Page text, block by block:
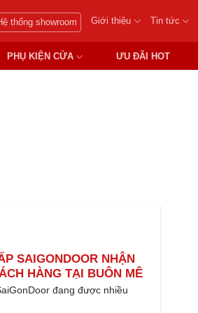
thống showroom Giới thiệu Tin tức
PHỤ KIỆN CỬA ƯU ĐÃI HOT
SAIGONDOOR NHẬN
HÀNG TẠI BUÔN MÊ
đang được nhiều